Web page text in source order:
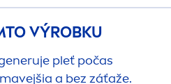
VÝROBKU
pleť počas
a bez záťaže.